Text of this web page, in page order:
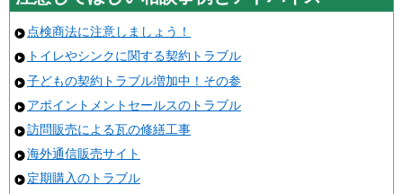
点検商法に注意しましょう！
トイレやシンクに関する契約トラブル
子どもの契約トラブル増加中！その参
アポイントメントセールスのトラブル
訪問販売による瓦の修繕工事
海外通信販売サイト
定期購入のトラブル